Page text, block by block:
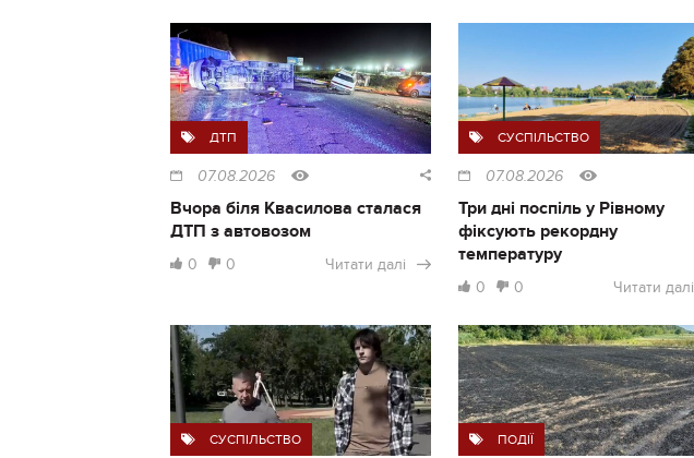
ДТП
07.08.2026
Вчора біля Квасилова сталася
ДТП з автовозом
0 0 Читати далі
СУСПІЛЬСТВО
07.08.2026
Три дні поспіль у Рівному
фіксують рекордну
температуру
0 0 Читати далі
СУСПІЛЬСТВО ПОДІЇ